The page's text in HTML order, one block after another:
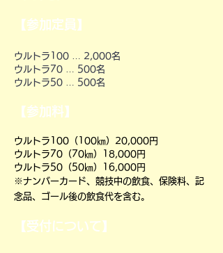
【参加定員】
ウルトラ100 … 2,000名
ウルトラ70 … 500名
ウルトラ50 … 500名
【参加料】
ウルトラ100（100㎞）20,000円
ウルトラ70（70㎞）18,000円
ウルトラ50（50㎞）16,000円
※ナンバーカード、競技中の飲食、保険料、記
念品、ゴール後の飲食代を含む。
【受付について】